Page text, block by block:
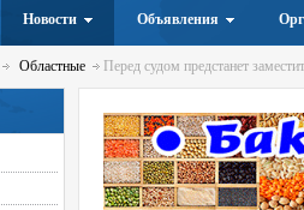
Новости Объявления
Областные Перед судом предстанет